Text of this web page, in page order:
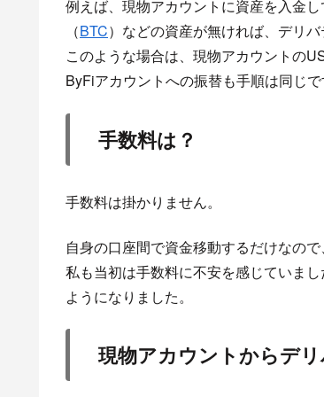
例えば、現物アカウントに資産を入金
（BTC）などの資産が無ければ、デリバ
このような場合は、現物アカウントの
ByFiアカウントへの振替も手順は同じで
手数料は？
手数料は掛かりません。
自身の口座間で資金移動するだけなの
私も当初は手数料に不安を感じていま
ようになりました。
現物アカウントからデ